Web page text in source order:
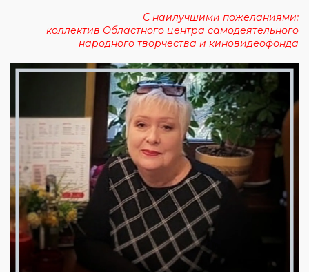
С наилучшими пожеланиями:
коллектив Областного центра самодеятельного
народного творчества и киновидеофонда